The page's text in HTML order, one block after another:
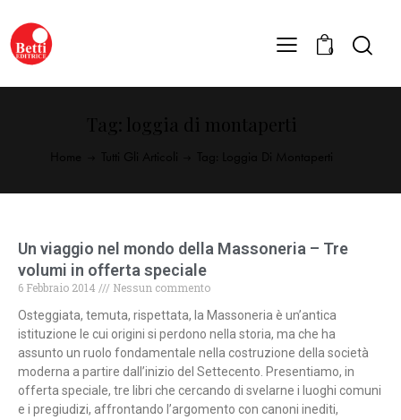
0
Un viaggio nel mondo della Massoneria – Tre
volumi in offerta speciale
6 Febbraio 2014
Nessun commento
Osteggiata, temuta, rispettata, la Massoneria è un’antica
istituzione le cui origini si perdono nella storia, ma che ha
assunto un ruolo fondamentale nella costruzione della società
moderna a partire dall’inizio del Settecento. Presentiamo, in
offerta speciale, tre libri che cercando di svelarne i luoghi comuni
e i pregiudizi, affrontando l’argomento con canoni inediti,